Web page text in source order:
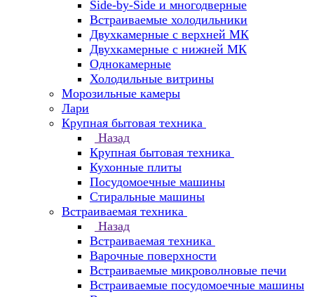
Side-by-Side и многодверные
Встраиваемые холодильники
Двухкамерные с верхней МК
Двухкамерные с нижней МК
Однокамерные
Холодильные витрины
Морозильные камеры
Лари
Крупная бытовая техника
Назад
Крупная бытовая техника
Кухонные плиты
Посудомоечные машины
Стиральные машины
Встраиваемая техника
Назад
Встраиваемая техника
Варочные поверхности
Встраиваемые микроволновые печи
Встраиваемые посудомоечные машины